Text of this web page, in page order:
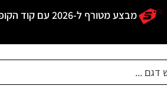
מבצע מטורף ל-2026 עם קוד הקופון –